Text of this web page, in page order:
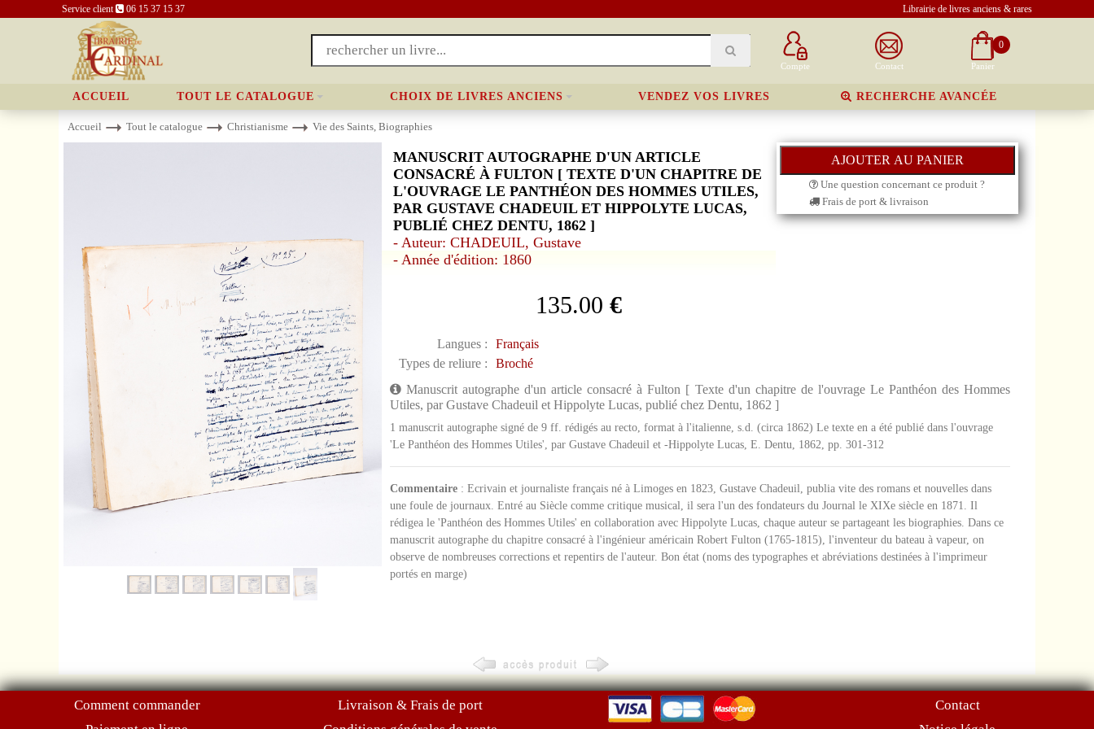
Service client 06 15 37 15 37 Librairie de livres anciens & rares
Compte Contact
0
Panier
ACCUEIL TOUT LE CATALOGUE CHOIX DE LIVRES ANCIENS VENDEZ VOS LIVRES RECHERCHE AVANCÉE
Accueil Tout le catalogue Christianisme Vie des Saints, Biographies
MANUSCRIT AUTOGRAPHE D'UN ARTICLE
CONSACRÉ À FULTON [ TEXTE D'UN CHAPITRE DE
L'OUVRAGE LE PANTHÉON DES HOMMES UTILES,
PAR GUSTAVE CHADEUIL ET HIPPOLYTE LUCAS,
PUBLIÉ CHEZ DENTU, 1862 ]
- Auteur: CHADEUIL, Gustave
- Année d'édition: 1860
135.00 €
Langues :
Français
Types de reliure :
Broché
Une question concernant ce produit ?
Frais de port & livraison
Manuscrit autographe d'un article consacré à Fulton [ Texte d'un chapitre de l'ouvrage Le Panthéon des Hommes
Utiles, par Gustave Chadeuil et Hippolyte Lucas, publié chez Dentu, 1862 ]
1 manuscrit autographe signé de 9 ff. rédigés au recto, format à l'italienne, s.d. (circa 1862) Le texte en a été publié dans l'ouvrage
'Le Panthéon des Hommes Utiles', par Gustave Chadeuil et -Hippolyte Lucas, E. Dentu, 1862, pp. 301-312
Commentaire: Ecrivain et journaliste français né à Limoges en 1823, Gustave Chadeuil, publia vite des romans et nouvelles dans
une foule de journaux. Entré au Siècle comme critique musical, il sera l'un des fondateurs du Journal le XIXe siècle en 1871. Il
rédigea le 'Panthéon des Hommes Utiles' en collaboration avec Hippolyte Lucas, chaque auteur se partageant les biographies. Dans ce
manuscrit autographe du chapitre consacré à l'ingénieur américain Robert Fulton (1765-1815), l'inventeur du bateau à vapeur, on
observe de nombreuses corrections et repentirs de l'auteur. Bon état (noms des typographes et abréviations destinées à l'imprimeur
portés en marge)
Comment commander
Livraison & Frais de port
Contact